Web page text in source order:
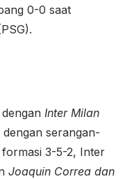
0-0 saat
Inter Milan
serangan-
3-5-2, Inter
Joaquin Correa dan